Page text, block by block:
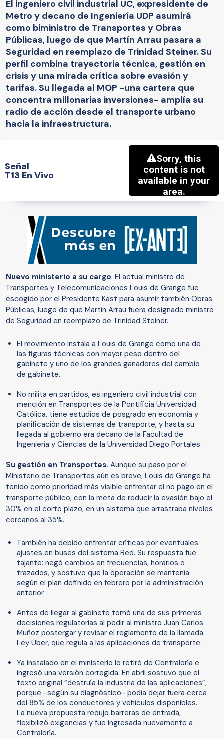
El ingeniero civil industrial UC, expresidente de
Metro y decano de Ingeniería UDP asumirá
como biministro de Transportes y Obras
Públicas, luego de que Martín Arrau pasara a
Seguridad en reemplazo de Trinidad Steiner. Su
perfil combina trayectoria técnica, gestión en
crisis y una mirada crítica sobre evasión y
tarifas. Su llegada al MOP -una cartera que
concentra millonarias inversiones- amplía su
radio de acción desde el transporte urbano
hacia la infraestructura.
Señal
T13 En Vivo
Nuevo ministerio a su cargo. El actual ministro de
Transportes y Telecomunicaciones Louis de Grange fue
escogido por el Presidente Kast para asumir también Obras
Públicas, luego de que Martín Arrau fuera designado ministro
de Seguridad en reemplazo de Trinidad Steiner.
El movimiento instala a Louis de Grange como una de
las figuras técnicas con mayor peso dentro del
gabinete y uno de los grandes ganadores del cambio
de gabinete.
No milita en partidos, es ingeniero civil industrial con
mención en Transportes de la Pontificia Universidad
Católica, tiene estudios de posgrado en economía y
planificación de sistemas de transporte, y hasta su
llegada al gobierno era decano de la Facultad de
Ingeniería y Ciencias de la Universidad Diego Portales.
Su gestión en Transportes. Aunque su paso por el
Ministerio de Transportes aún es breve, Louis de Grange ha
tenido como prioridad más visible enfrentar el no pago en el
transporte público, con la meta de reducir la evasión bajo el
30% en el corto plazo, en un sistema que arrastraba niveles
cercanos al 35%.
También ha debido enfrentar críticas por eventuales
ajustes en buses del sistema Red. Su respuesta fue
tajante: negó cambios en frecuencias, horarios o
trazados, y sostuvo que la operación se mantenía
según el plan definido en febrero por la administración
anterior.
Antes de llegar al gabinete tomó una de sus primeras
decisiones regulatorias al pedir al ministro Juan Carlos
Muñoz postergar y revisar el reglamento de la llamada
Ley Uber, que regula a las aplicaciones de transporte.
Ya instalado en el ministerio lo retiró de Contraloría e
ingresó una versión corregida. En abril sostuvo que el
texto original “destruía la industria de las aplicaciones”,
porque -según su diagnóstico- podía dejar fuera cerca
del 85% de los conductores y vehículos disponibles.
La nueva propuesta redujo barreras de entrada,
flexibilizó exigencias y fue ingresada nuevamente a
Contraloría.